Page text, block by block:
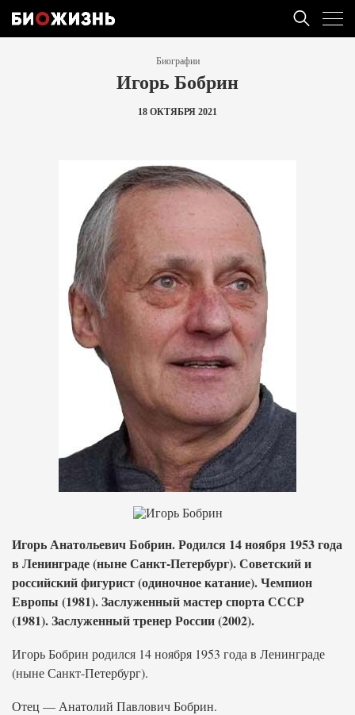
Биографии
Игорь Бобрин
18 ОКТЯБРЯ 2021
Игорь Анатольевич Бобрин. Родился 14 ноября 1953 года
в Ленинграде (ныне Санкт-Петербург). Советский и
российский фигурист (одиночное катание). Чемпион
Европы (1981). Заслуженный мастер спорта СССР
(1981). Заслуженный тренер России (2002).
Игорь Бобрин родился 14 ноября 1953 года в Ленинграде
(ныне Санкт-Петербург).
Отец — Анатолий Павлович Бобрин.